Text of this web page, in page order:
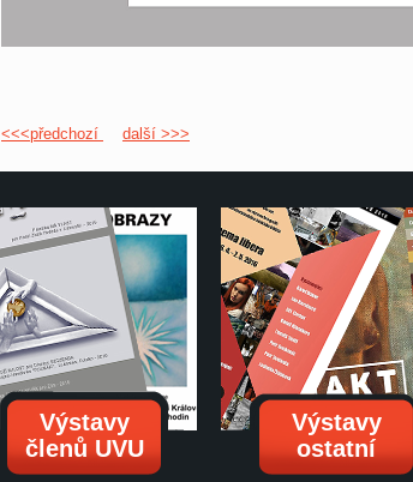
<<<předchozí další >>>
Výstavy
členů UVU
Výstavy
ostatní